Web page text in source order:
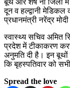
बूथ और शेष नौ जिलों में
दून व हल्द्वानी
प्रधानमंत्री नरेंद्र
स्वास्थ्य सचिव अमित
प्रदेश में टीकाकरण
अनुमति दी है। इन बूथों
कि बृहस्पतिवार को
Spread the love